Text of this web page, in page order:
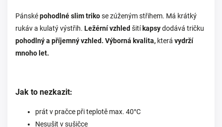
Pánsképohodlné slim trikose zúženým střihem. Má krátký
rukáv a kulatý výstřih. Ležérní vzhled šitíkapsydodává tričku
pohodlný a příjemný vzhled. Výborná kvalita, která vydrží
mnoho let.
Jak to nezkazit:
prát v pračce při teplotě max. 40°C
Nesušit v sušičce